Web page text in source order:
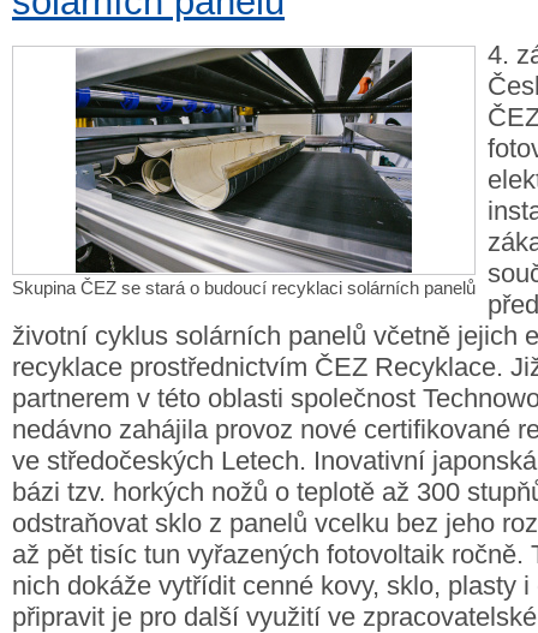
Skupina ČEZ se stará o budoucí recyklaci solárních panelů
4.
životní cyklus solárních panelů včetně jejich
recyklace prostřednictvím ČEZ Recyklace.
partnerem v této oblasti společnost
nedávno zahájila provoz nové certifikované
ve středočeských Letech. Inovativní
bázi tzv. horkých nožů o teplotě až 300
odstraňovat sklo z panelů vcelku bez jeho
až pět tisíc tun vyřazených fotovoltaik ročně.
nich dokáže vytřídit cenné kovy, sklo, plasty
připravit je pro další využití ve